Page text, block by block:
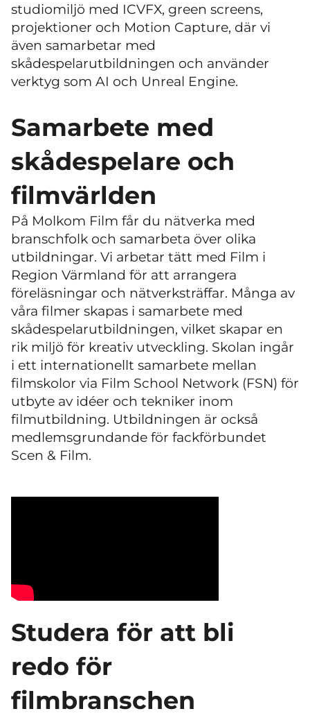
studiomiljö med ICVFX, green screens,
projektioner och Motion Capture, där vi
även samarbetar med
skådespelarutbildningen och använder
verktyg som AI och Unreal Engine.
Samarbete med
skådespelare och
filmvärlden
På Molkom Film får du nätverka med
branschfolk och samarbeta över olika
utbildningar. Vi arbetar tätt med Film i
Region Värmland för att arrangera
föreläsningar och nätverksträffar. Många av
våra filmer skapas i samarbete med
skådespelarutbildningen, vilket skapar en
rik miljö för kreativ utveckling. Skolan ingår
i ett internationellt samarbete mellan
filmskolor via Film School Network (FSN) för
utbyte av idéer och tekniker inom
filmutbildning. Utbildningen är också
medlemsgrundande för fackförbundet
Scen & Film.
Studera för att bli
redo för
filmbranschen